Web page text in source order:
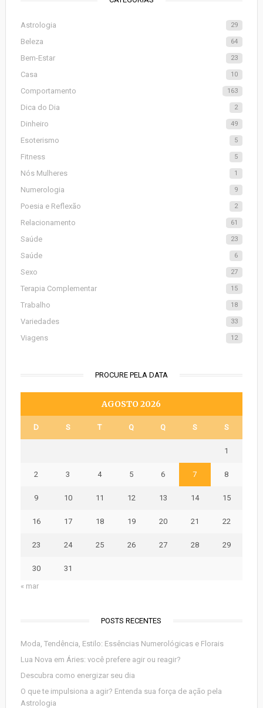
Astrologia 29
Beleza 64
Bem-Estar 23
Casa 10
Comportamento 163
Dica do Dia 2
Dinheiro 49
Esoterismo 5
Fitness 5
Nós Mulheres 1
Numerologia 9
Poesia e Reflexão 2
Relacionamento 61
Saúde 23
Saúde 6
Sexo 27
Terapia Complementar 15
Trabalho 18
Variedades 33
Viagens 12
PROCURE PELA DATA
AGOSTO 2026
D S T Q Q S S
1
2 3 4 5 6 7 8
9 10 11 12 13 14 15
16 17 18 19 20 21 22
23 24 25 26 27 28 29
30
31
« mar
POSTS RECENTES
Moda, Tendência, Estilo: Essências Numerológicas e Florais
Lua Nova em Áries: você prefere agir ou reagir?
Descubra como energizar seu dia
O que te impulsiona a agir? Entenda sua força de ação pela
Astrologia